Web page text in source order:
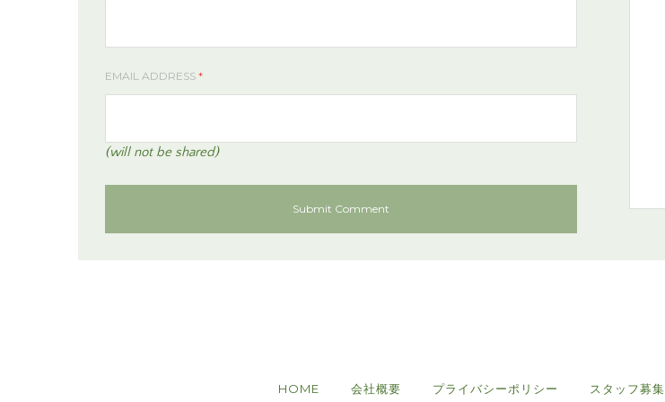
EMAIL ADDRESS *
(will not be shared)
HOME 会社概要 プライバシーポリシー スタッフ募集